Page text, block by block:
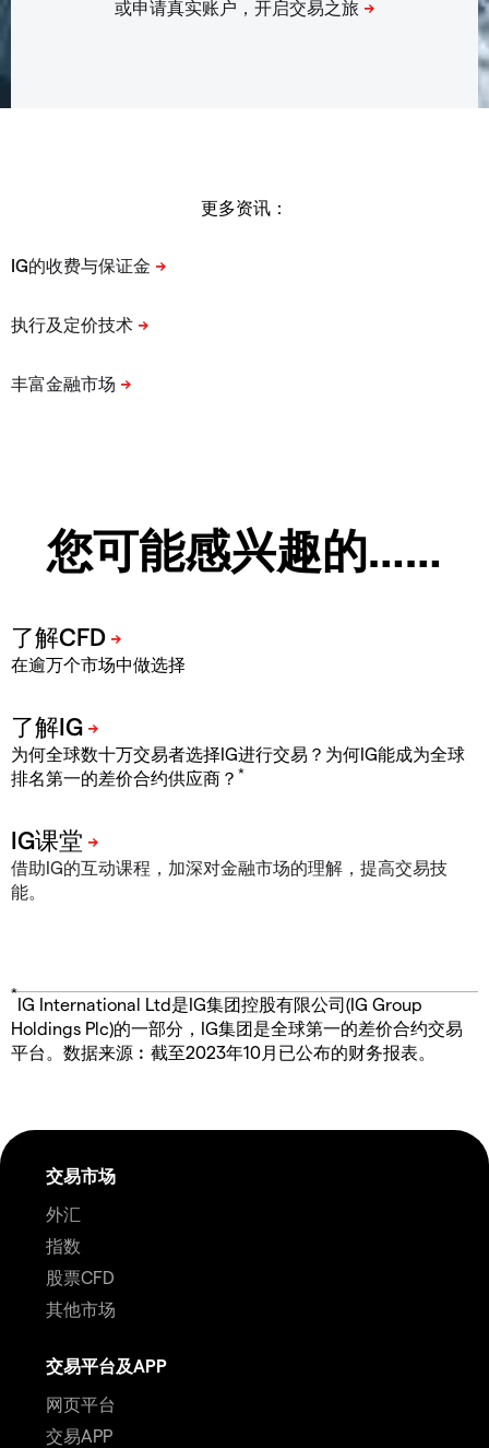
更多资讯：
您可能感兴趣的……
在逾万个市场中做选择
为何全球数十万交易者选择IG进行交易？为何IG能成为全球
排名第一的差价合约供应商？ *
借助IG的互动课程，加深对金融市场的理解，提高交易技
能。
*
IG International Ltd是IG集团控股有限公司(IG Group
Holdings Plc)的一部分，IG集团是全球第一的差价合约交易
平台。数据来源︰截至2023年10月已公布的财务报表。
交易市场
外汇
指数
股票CFD
其他市场
交易平台及APP
网页平台
交易APP